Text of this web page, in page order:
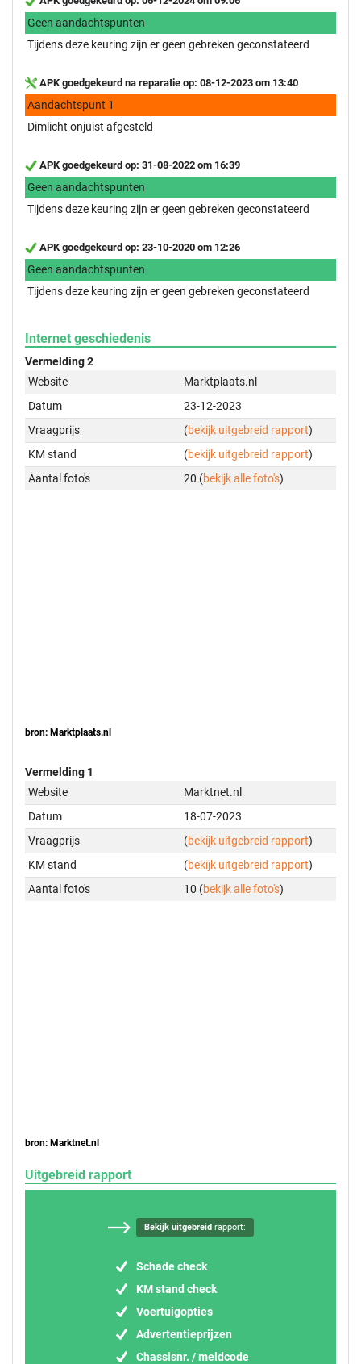
Geen aandachtspunten
Tijdens deze keuring zijn er geen gebreken geconstateerd
APK goedgekeurd na reparatie op: 08-12-2023 om 13:40
Aandachtspunt 1
Dimlicht onjuist afgesteld
APK goedgekeurd op: 31-08-2022 om 16:39
Geen aandachtspunten
Tijdens deze keuring zijn er geen gebreken geconstateerd
APK goedgekeurd op: 23-10-2020 om 12:26
Geen aandachtspunten
Tijdens deze keuring zijn er geen gebreken geconstateerd
Internet geschiedenis
Vermelding 2
Website
Marktplaats.nl
Datum
23-12-2023
Vraagprijs
(bekijk uitgebreid rapport)
KM stand
(bekijk uitgebreid rapport)
Aantal foto's
20 (bekijk alle foto's)
bron: Marktplaats.nl
Vermelding 1
Website
Marktnet.nl
Datum
18-07-2023
Vraagprijs
(bekijk uitgebreid rapport)
KM stand
(bekijk uitgebreid rapport)
Aantal foto's
10 (bekijk alle foto's)
bron: Marktnet.nl
Uitgebreid rapport
Bekijk uitgebreidrapport:
Schade check
KM stand check
Voertuigopties
Advertentieprijzen
Chassisnr. / meldcode